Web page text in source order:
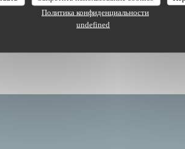
Политика конфиденциальности
undefined